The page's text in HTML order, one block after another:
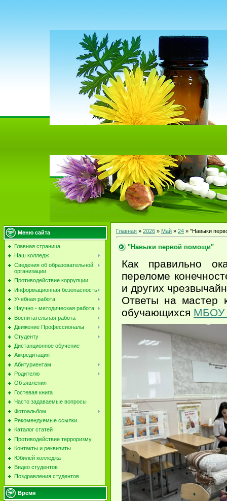
Меню сайта
Главная страница
Наш колледж
Сведения об образовательной
организации
Противодействие коррупции
Информационная безопасность
Учебная работа
Научно - методическая работа
Воспитательная работа
Движение Профессионалы
Студенту
Дистанционное обучение
Аккредитация
Абитуриентам
Родителю
Объявления
Гостевая книга
Часто задаваемые вопросы
Фотоальбом
Рекомендуемые ссылки.
Каталог статей
Противодействие терроризму
Контакты и реквизиты
Юбилей колледжа
Видео студентов
Поздравления студентов
Время
Главная » 2026 » Май » 24 » "Навыки
"Навыки первой помощи"
Как правильно
переломе
и других
Ответы на мастер
обучающихся МБОУ